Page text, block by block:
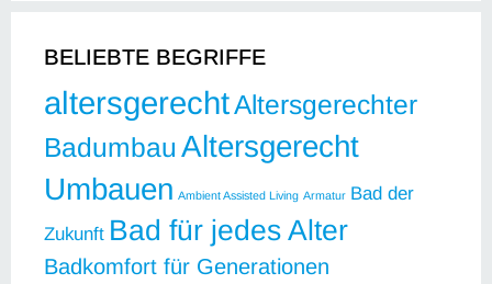
BELIEBTE BEGRIFFE
altersgerechtAltersgerechter
Badumbau Altersgerecht
Umbauen Ambient Assisted Living Armatur Bad der
Zukunft Bad für jedes Alter
Badkomfort für Generationen